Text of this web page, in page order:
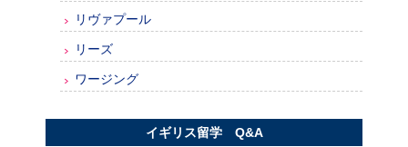
リヴァプール
リーズ
ワージング
イギリス留学 Q&A